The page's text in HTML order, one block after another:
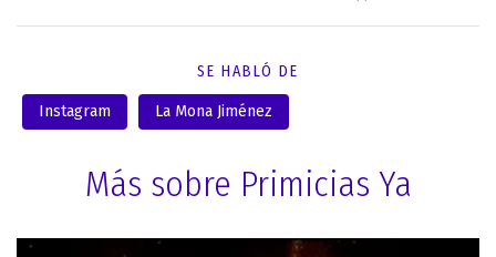
SE HABLÓ DE
Instagram La Mona Jiménez
Más sobre Primicias Ya